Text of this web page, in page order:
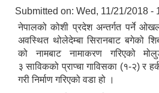
Submitted on: Wed, 11/21/2018 -
नेपालको कोशी प्रदेश अन्तर्गत पर्ने
अवस्थित थोलेदेम्बा सिरानबाट बगेको
को नामबाट नामाकरण गरिएको
३ साविकको प्राप्चा गाविसका (१-२) र
गरी निर्माण गरिएको वडा हो ।